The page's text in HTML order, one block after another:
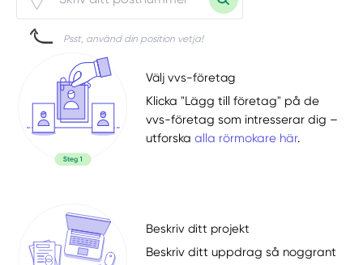
Psst, använd din position vetja!
Välj vvs-företag
Klicka "Lägg till företag" på de
vvs-företag som intresserar dig –
utforskaalla rörmokare här.
Beskriv ditt projekt
Beskriv ditt uppdrag så noggrant